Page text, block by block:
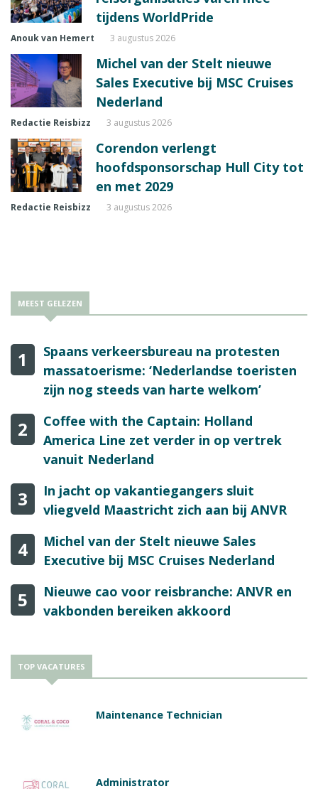
tijdens WorldPride
Anouk van Hemert 3 augustus 2026
Michel van der Stelt nieuwe
Sales Executive bij MSC Cruises
Nederland
Redactie Reisbizz 3 augustus 2026
Corendon verlengt
hoofdsponsorschap Hull City tot
en met 2029
Redactie Reisbizz 3 augustus 2026
MEEST GELEZEN
1
Spaans verkeersbureau na protesten
massatoerisme: ‘Nederlandse toeristen
zijn nog steeds van harte welkom’
2
Coffee with the Captain: Holland
America Line zet verder in op vertrek
vanuit Nederland
3
In jacht op vakantiegangers sluit
vliegveld Maastricht zich aan bij ANVR
4
Michel van der Stelt nieuwe Sales
Executive bij MSC Cruises Nederland
5
Nieuwe cao voor reisbranche: ANVR en
vakbonden bereiken akkoord
TOP VACATURES
Maintenance Technician
Administrator